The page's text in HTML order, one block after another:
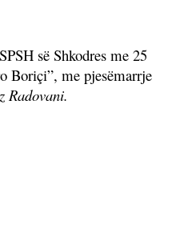
së Shkodres me 25
Boriçi”, me pjesëmarrje
Radovani.